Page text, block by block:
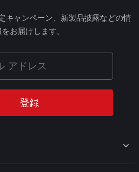
キャンペーン、新製品披露などの情
お届けします。